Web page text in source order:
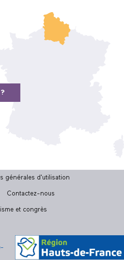
générales d'utilisation
Contactez-nous
et congrès